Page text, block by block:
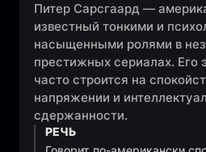
Питер Сарсгаард —
известный тонкими и
насыщенными ролями в
престижных сериалах. Его
часто строится на
напряжении и
сдержанности.
РЕЧЬ